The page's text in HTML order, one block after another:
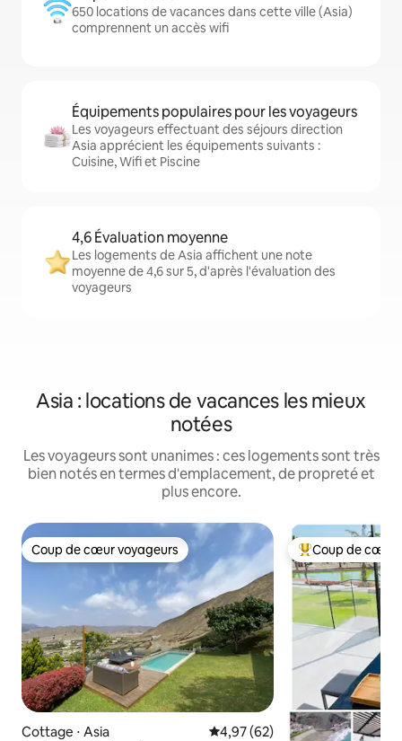
650 locations de vacances dans cette ville (Asia)
comprennent un accès wifi
Équipements populaires pour les voyageurs
Les voyageurs effectuant des séjours direction
Asia apprécient les équipements suivants :
Cuisine, Wifi et Piscine
4,6 Évaluation moyenne
Les logements de Asia affichent une note
moyenne de 4,6 sur 5, d'après l'évaluation des
voyageurs
Asia : locations de vacances les mieux
notées
Les voyageurs sont unanimes : ces logements sont très
bien notés en termes d'emplacement, de propreté et
plus encore.
Coup de cœur voyageurs
Coup de cœur voyageurs
Cottage ⋅ Asia Évaluation moyenne sur la
4,97 (62)
Coups de cœur
Coup de cœur